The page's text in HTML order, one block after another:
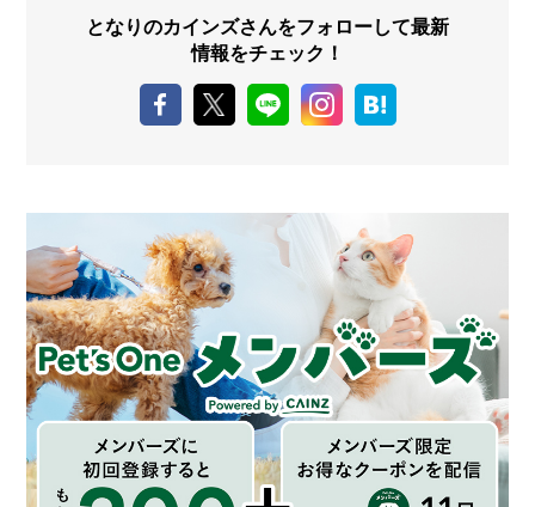
となりのカインズさんをフォローして最新
情報をチェック！